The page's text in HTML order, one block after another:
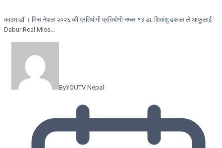
काठमाडौं । मिस नेपाल २०२६ की प्रतियोगी प्रतियोगी नम्बर १३ डा. शितांशु ढकाल ले आफूलाई
Dabur Real Miss…
ByYOUTV Nepal